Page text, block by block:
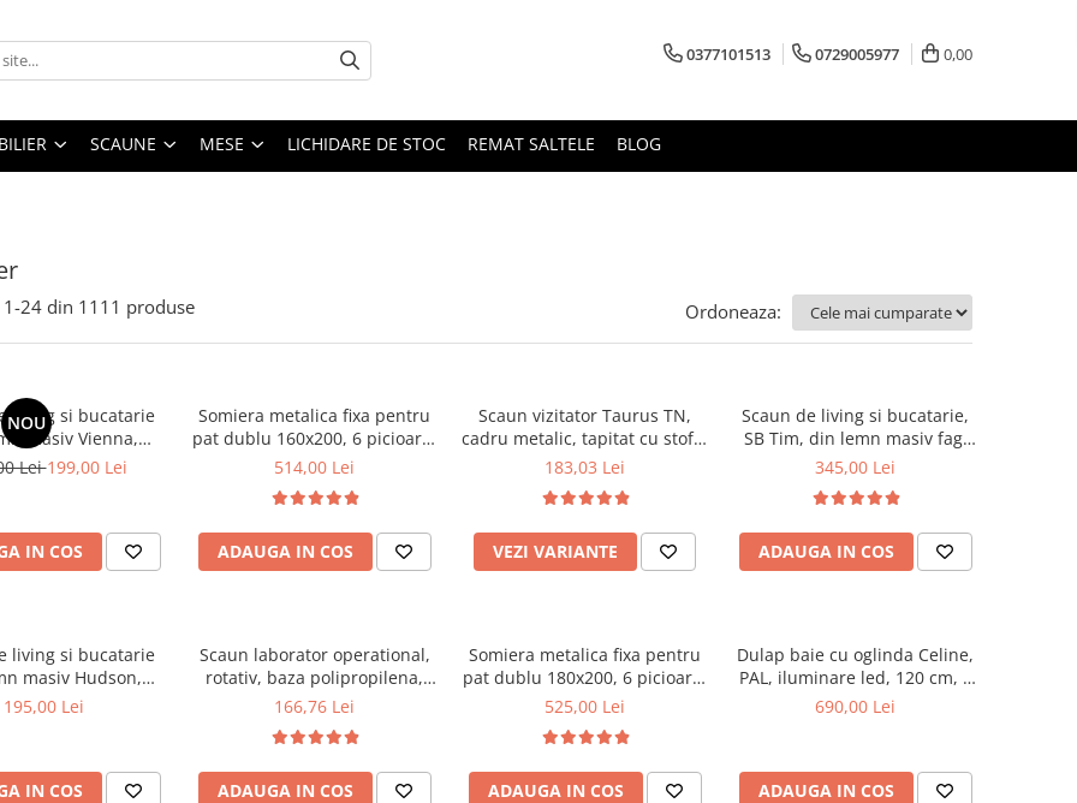
0377101513 0729005977 0,00
SCAUNE MESE LICHIDARE DE STOC REMAT SALTELE BLOG
1-24 din 1111 produse Ordoneaza:
NOU
living si bucatarie
masiv Vienna,
stofa,100 kg,
Lei199,00 Lei
IN COS
Somiera metalica fixa pentru
pat dublu 160x200, 6 picioare,
32 lamele lemn fag, benzi
negru
514,00 Lei
ADAUGA IN COS
Scaun vizitator Taurus TN,
cadru metalic, tapitat cu stofa,
stivuibil, 120 kg, negru
183,03 Lei
VEZI VARIANTE
Scaun de living si bucatarie,
SB Tim, din lemn masiv fag,
tapiterie stofa, lacuit, 120 kg,
345,00 Lei
ADAUGA IN COS
living si bucatarie
masiv Hudson,
stofa,100 kg,
195,00 Lei
IN COS
Scaun laborator operational,
rotativ, baza polipropilena,
piele ecologica, inaltime
166,76 Lei
ADAUGA IN COS
Somiera metalica fixa pentru
pat dublu 180x200, 6 picioare,
32 lamele lemn fag, benzi
negru
525,00 Lei
ADAUGA IN COS
Dulap baie cu oglinda Celine,
PAL, iluminare led, 120 cm, 3
usi, 3 rafturi, soft close, alb
690,00 Lei
ADAUGA IN COS